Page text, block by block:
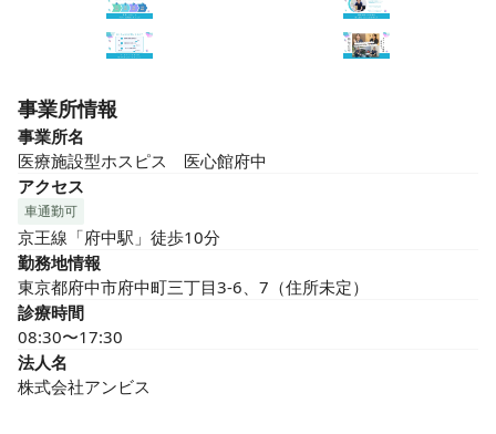
事業所情報
事業所名
医療施設型ホスピス　医心館府中
アクセス
車通勤可
京王線「府中駅」徒歩10分
勤務地情報
東京都府中市府中町三丁目3-6、7（住所未定）
診療時間
08:30〜17:30
法人名
株式会社アンビス